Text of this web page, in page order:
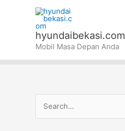
hyundaibekasi.com
Mobil Masa Depan Anda